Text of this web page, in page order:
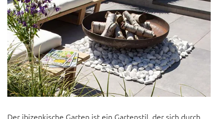
Der ibizenkische Garten ist ein Gartenstil, der sich durch